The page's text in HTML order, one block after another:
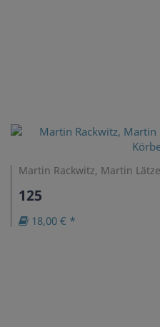
Martin Rackwitz, Martin
125
18,00 € *